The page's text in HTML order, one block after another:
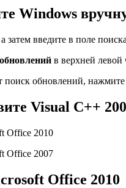
Windows
а затем введите в поле
в верхней левой
поиск обновлений, нажмите
Visual C++
Office 2010
Office 2007
Office 2010